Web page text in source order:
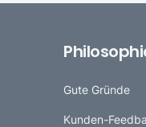
Gute Gründe
Kunden-